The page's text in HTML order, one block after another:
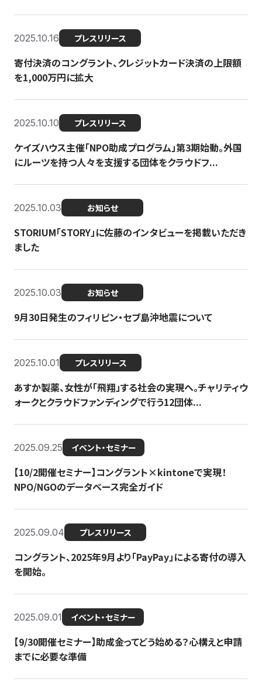
2025.10.16 プレスリリース
寄付決済のコングラント、クレジットカード決済の上限額
を1,000万円に拡大
2025.10.10 プレスリリース
ケイズハウス主催「NPO助成プログラム」第3期始動。外国
にルーツを持つ人々を支援する団体をクラウドフ...
2025.10.03 お知らせ
STORIUM「STORY」に佐藤のインタビューを掲載いただき
ました
2025.10.03 お知らせ
9月30日発生のフィリピン・セブ島沖地震について
2025.10.01 プレスリリース
あすか製薬、女性が「飛翔」する社会の実現へ。チャリティウ
ォークとクラウドファンディングで行う12団体...
2025.09.25 イベント・セミナー
【10/2開催セミナー】コングラント×kintoneで実現！
NPO/NGOのデータベース完全ガイド
2025.09.04 プレスリリース
コングラント、2025年9月より「PayPay」による寄付の導入
を開始。
2025.09.01 イベント・セミナー
【9/30開催セミナー】助成金ってどう始める？心構えと申請
までに必要な準備